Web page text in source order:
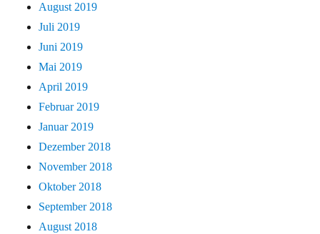
August 2019
Juli 2019
Juni 2019
Mai 2019
April 2019
Februar 2019
Januar 2019
Dezember 2018
November 2018
Oktober 2018
September 2018
August 2018